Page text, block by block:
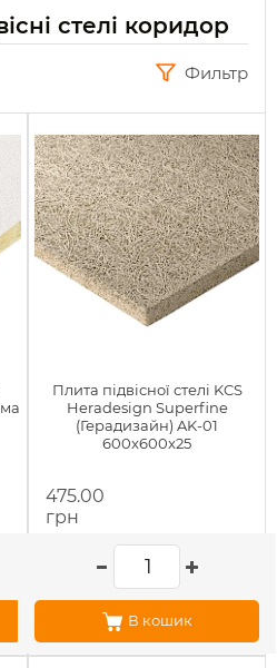
стелі коридор
Фильтр
Плита підвісної стелі KCS
Heradesign Superfine
(Герадизайн) AK-01
600x600x25
475.00
грн
В кошик